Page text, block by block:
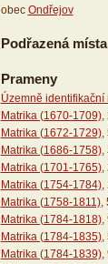
obec Ondřejov
Podřazená místa
Prameny
Územně identifikační
Matrika (1670-1709),
Matrika (1672-1729),
Matrika (1686-1758),
Matrika (1701-1765),
Matrika (1754-1784),
Matrika (1758-1811),
Matrika (1784-1818),
Matrika (1784-1835),
Matrika (1784-1839),